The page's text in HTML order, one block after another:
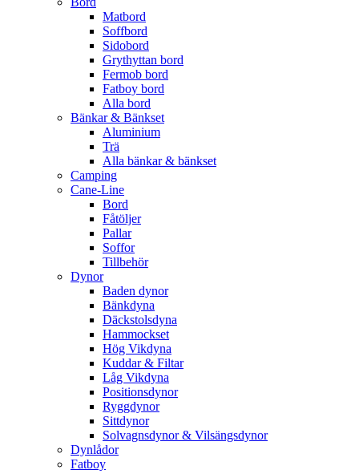
Matbord
Soffbord
Sidobord
Grythyttan bord
Fermob bord
Fatboy bord
Alla bord
Bänkar & Bänkset
Aluminium
Trä
Alla bänkar & bänkset
Camping
Cane-Line
Bord
Fåtöljer
Pallar
Soffor
Tillbehör
Dynor
Baden dynor
Bänkdyna
Däckstolsdyna
Hammockset
Hög Vikdyna
Kuddar & Filtar
Låg Vikdyna
Positionsdynor
Ryggdynor
Sittdynor
Solvagnsdynor & Vilsängsdynor
Dynlådor
Fatboy